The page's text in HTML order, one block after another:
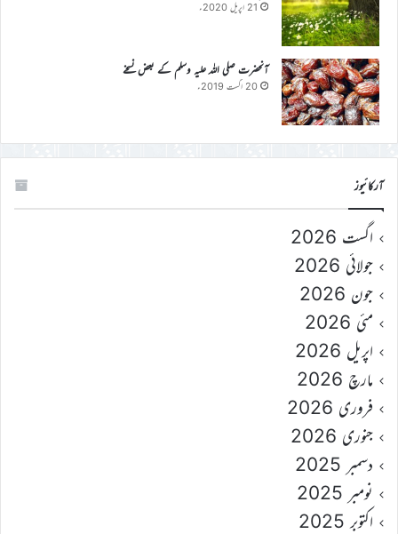
21 اپریل 2020ء
آنحضرت صلی اللہ علیہ وسلم کے بعض نسخے
20 اگست 2019ء
آرکائیوز
اگست 2026
جولائی 2026
جون 2026
مئی 2026
اپریل 2026
مارچ 2026
فروری 2026
جنوری 2026
دسمبر 2025
نومبر 2025
اکتوبر 2025